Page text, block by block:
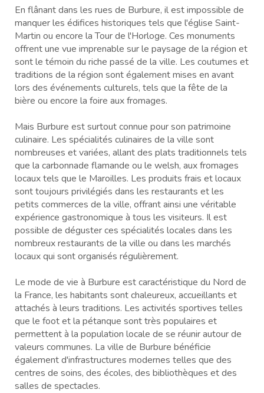
En flânant dans les rues de Burbure, il est impossible de
manquer les édifices historiques tels que l'église Saint-
Martin ou encore la Tour de l'Horloge. Ces monuments
offrent une vue imprenable sur le paysage de la région et
sont le témoin du riche passé de la ville. Les coutumes et
traditions de la région sont également mises en avant
lors des événements culturels, tels que la fête de la
bière ou encore la foire aux fromages.
Mais Burbure est surtout connue pour son patrimoine
culinaire. Les spécialités culinaires de la ville sont
nombreuses et variées, allant des plats traditionnels tels
que la carbonnade flamande ou le welsh, aux fromages
locaux tels que le Maroilles. Les produits frais et locaux
sont toujours privilégiés dans les restaurants et les
petits commerces de la ville, offrant ainsi une véritable
expérience gastronomique à tous les visiteurs. Il est
possible de déguster ces spécialités locales dans les
nombreux restaurants de la ville ou dans les marchés
locaux qui sont organisés régulièrement.
Le mode de vie à Burbure est caractéristique du Nord de
la France, les habitants sont chaleureux, accueillants et
attachés à leurs traditions. Les activités sportives telles
que le foot et la pétanque sont très populaires et
permettent à la population locale de se réunir autour de
valeurs communes. La ville de Burbure bénéficie
également d'infrastructures modernes telles que des
centres de soins, des écoles, des bibliothèques et des
salles de spectacles.